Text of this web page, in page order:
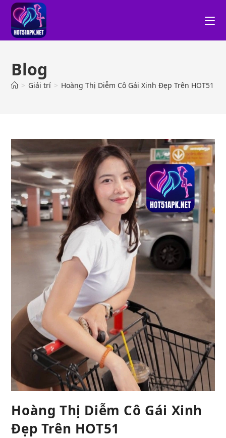
Blog
> Giải trí > Hoàng Thị Diễm Cô Gái Xinh Đẹp Trên HOT51
Hoàng Thị Diễm Cô Gái Xinh
Đẹp Trên HOT51